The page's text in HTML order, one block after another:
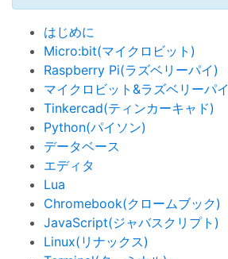
はじめに
Micro:bit(マイクロビット)
Raspberry Pi(ラズベリーパイ)
マイクロビット&ラズベリーパイ
Tinkercad(ティンカーキャド)
Python(パイソン)
データベース
エディタ
Lua
Chromebook(クロームブック)
JavaScript(ジャバスクリプト)
Linux(リナックス)